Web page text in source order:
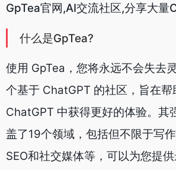
GpTea官网,AI交流社区,分享大量
什么是GpTea?
使用 GpTea，您将永远不会失去
个基于 ChatGPT 的社区，旨在帮
ChatGPT 中获得更好的体验。其
盖了19个领域，包括但不限于写作
SEO和社交媒体等，可以为您提